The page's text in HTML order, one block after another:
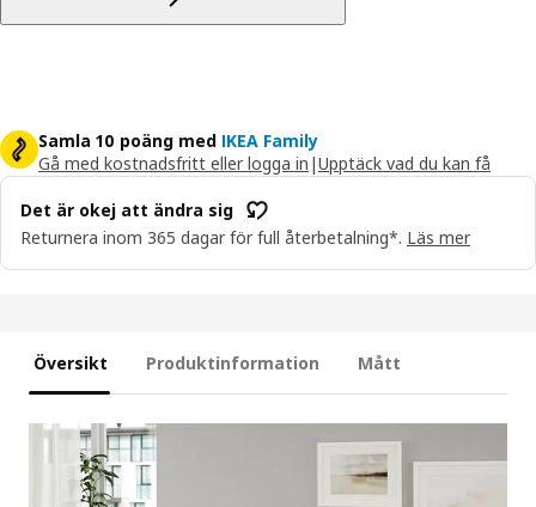
Samla 10 poäng med IKEA Family
Gå med kostnadsfritt eller logga in |Upptäck vad du kan få
Det är okej att ändra sig
Returnera inom 365 dagar för full återbetalning*. Läs mer
Översikt Produktinformation Mått